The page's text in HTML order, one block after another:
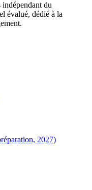
du
évalué, dédié à la
2027)